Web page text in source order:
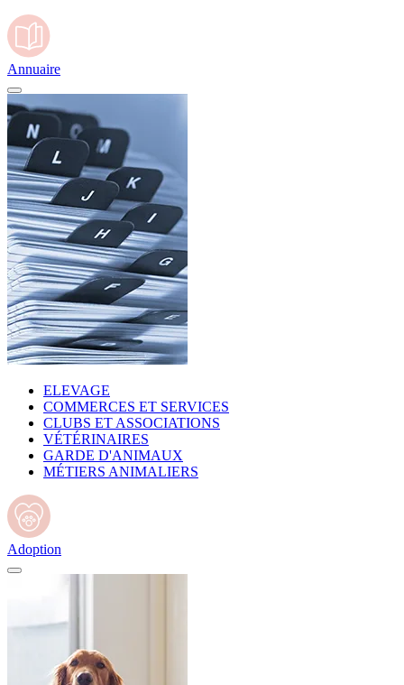
Annuaire
ELEVAGE
COMMERCES ET SERVICES
CLUBS ET ASSOCIATIONS
VÉTÉRINAIRES
GARDE D'ANIMAUX
MÉTIERS ANIMALIERS
Adoption